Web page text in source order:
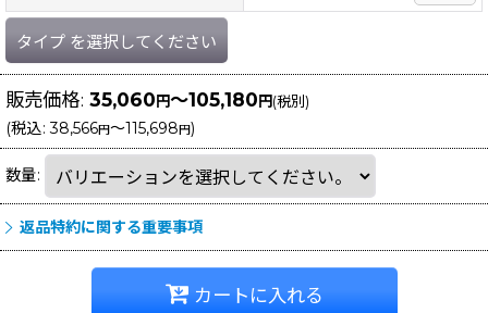
タイプ を選択してください
販売価格: 35,060円～105,180円(税別)
(税込: 38,566円～115,698円)
数量:
返品特約に関する重要事項
カートに入れる